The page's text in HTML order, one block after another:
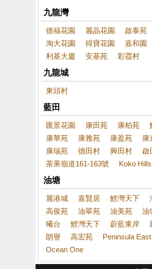
九龍灣
德福花園 麗晶花園
啟泰苑
淘大花園
得寶花園
嘉和園
利基大廈
安基苑 彩霞村
九龍城
東頭村
藍田
匯景花園 康田苑 康柏苑
康華苑
康雅苑 康盈苑
康
康瑞苑
德田村 興田村
啟
茶果嶺道161-163號
Koko Hills
油塘
麗港城 嘉賢居 鯉灣天下
高俊苑
油翠苑 油美苑
油
曦台
鯉灣天下 蔚藍東岸
朗譽
高宏苑
Peninsula East
Ocean One